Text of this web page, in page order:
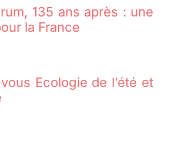
135 ans après : une
la France
Ecologie de l’été et